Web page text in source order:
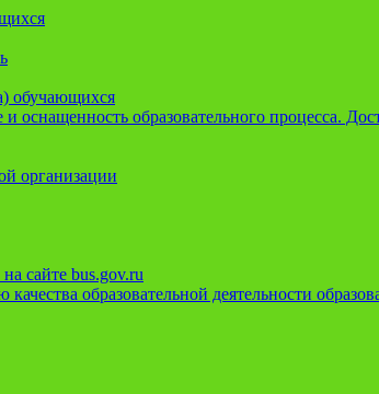
обучающихся
оснащенность образовательного процесса.
организации
сайте bus.gov.ru
образовательной деятельности